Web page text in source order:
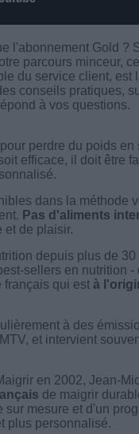
l'abonnement Gold ?
parcours minceur,
du service client, est
conseils pratiques,
à vos questions.
perdre du poids en
efficace, il doit être
dans la méthode
Pas d'aliments
et de plaisir.
depuis plus de 30
sellers en nutrition
français qui est à
à des
et intervient
en 2002, Jean-
de maigrir
mesure et d'un
plus personnalisé.